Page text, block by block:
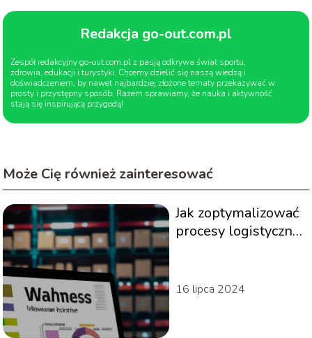
Redakcja go-out.com.pl
Zespół redakcyjny go-out.com.pl z pasją odkrywa świat sportu,
zdrowia, edukacji i turystyki. Chcemy dzielić się naszą wiedzą i
doświadczeniem, by nawet najbardziej złożone tematy przekazywać w
prosty i przystępny sposób. Razem sprawiamy, że nauka i aktywność
stają się inspirującą przygodą!
Może Cię również zainteresować
Jak zoptymalizować
procesy logistyczne
16 lipca 2024